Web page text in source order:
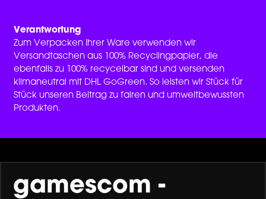
Verantwortung
Zum Verpacken Ihrer Ware verwenden wir
Versandtaschen aus 100% Recyclingpapier, die
ebenfalls zu 100% recycelbar sind und versenden
klimaneutral mit DHL GoGreen. So leisten wir Stück für
Stück unseren Beitrag zu fairen und umweltbewussten
Produkten.
gamescom -